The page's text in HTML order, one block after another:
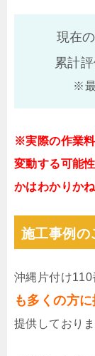
現在
累計
※
※実際の作業
変動する可能
かはわかりか
施工事例の
沖縄片付け110
も多くの方に
提供しておりま